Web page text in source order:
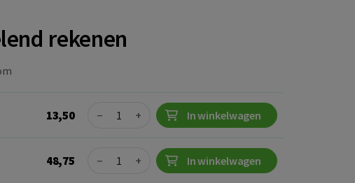
rekenen
13,50 Quantity
− + In winkelwagen
48,75 Quantity
− + In winkelwagen